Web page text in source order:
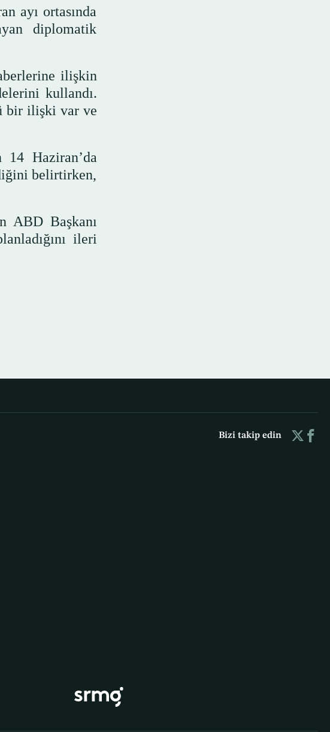
ayı ortasında
diplomatik
ilişkin
kullandı.
bir ilişki var ve
14 Haziran’da
belirtirken,
ABD Başkanı
ileri
Bizi takip edin